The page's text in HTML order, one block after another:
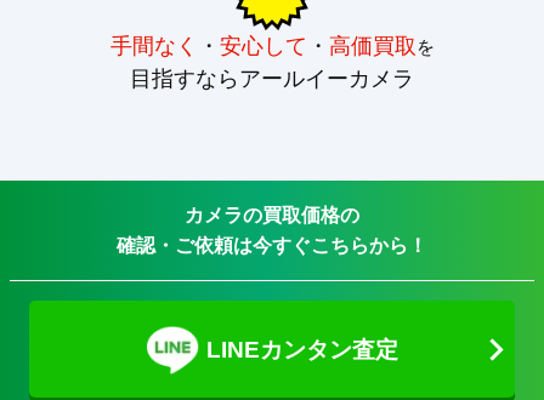
手間なく ・ 安心して ・ 高価買取 を
目指すならアールイーカメラ
カメラの買取価格の
確認・ご依頼は今すぐこちらから！
LINEカンタン査定